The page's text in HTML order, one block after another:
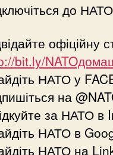
до
офіційну
bit.ly/
НАТО у
на
за НАТО в
НАТО в
НАТО на